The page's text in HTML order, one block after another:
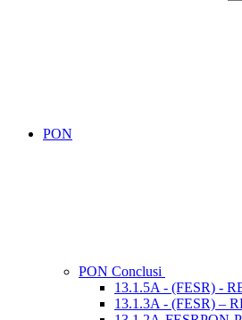
PON
PON Conclusi
13.1.5A - (FESR) -
13.1.3A - (FESR) –